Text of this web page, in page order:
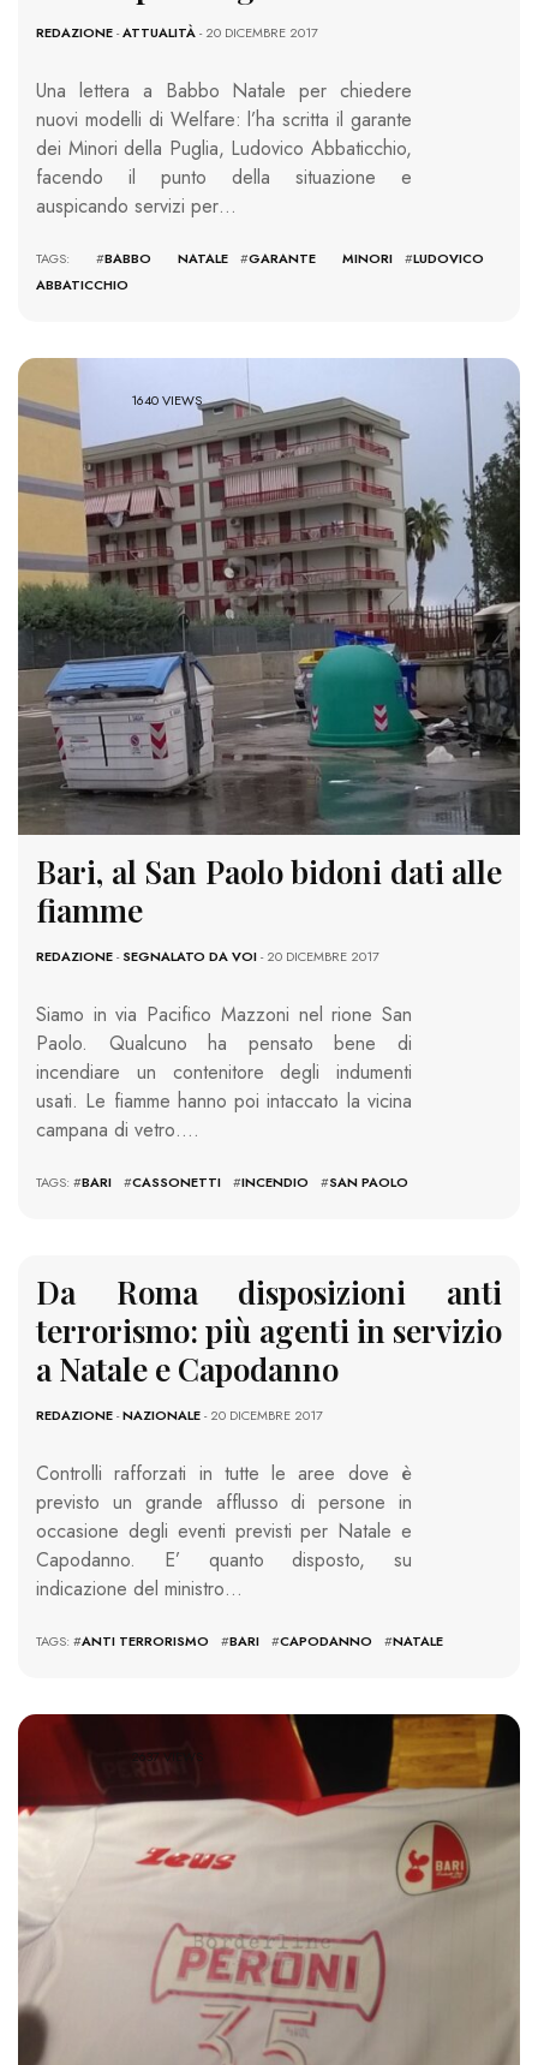
REDAZIONE-ATTUALITÀ- 20 DICEMBRE 2017
Una lettera a Babbo Natale per chiedere
nuovi modelli di Welfare: l’ha scritta il garante
dei Minori della Puglia, Ludovico Abbaticchio,
facendo il punto della situazione e
auspicando servizi per…
TAGS: #BABBO NATALE #GARANTE MINORI #LUDOVICO
ABBATICCHIO
1640 VIEWS
Bari, al San Paolo bidoni dati alle
fiamme
REDAZIONE-SEGNALATO DA VOI- 20 DICEMBRE 2017
Siamo in via Pacifico Mazzoni nel rione San
Paolo. Qualcuno ha pensato bene di
incendiare un contenitore degli indumenti
usati. Le fiamme hanno poi intaccato la vicina
campana di vetro….
TAGS: #BARI #CASSONETTI #INCENDIO #SAN PAOLO
Da Roma disposizioni anti
terrorismo: più agenti in servizio
a Natale e Capodanno
REDAZIONE-NAZIONALE- 20 DICEMBRE 2017
Controlli rafforzati in tutte le aree dove è
previsto un grande afflusso di persone in
occasione degli eventi previsti per Natale e
Capodanno. E’ quanto disposto, su
indicazione del ministro…
TAGS: #ANTI TERRORISMO #BARI #CAPODANNO #NATALE
2637 VIEWS